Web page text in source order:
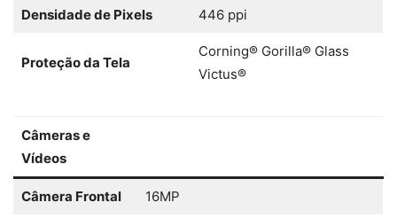
Densidade de Pixels 446 ppi
Proteção da Tela
Corning® Gorilla® Glass
Victus®
Câmeras e
Vídeos
Câmera Frontal 16MP